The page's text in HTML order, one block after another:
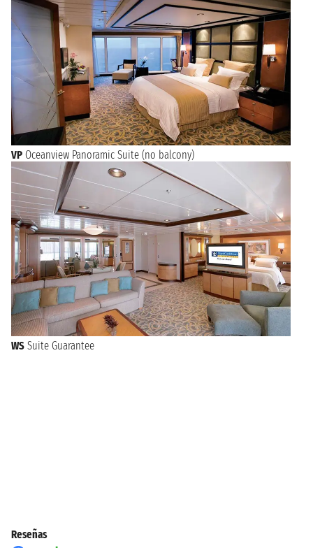
VP Oceanview Panoramic Suite (no balcony)
WS Suite Guarantee
Reseñas